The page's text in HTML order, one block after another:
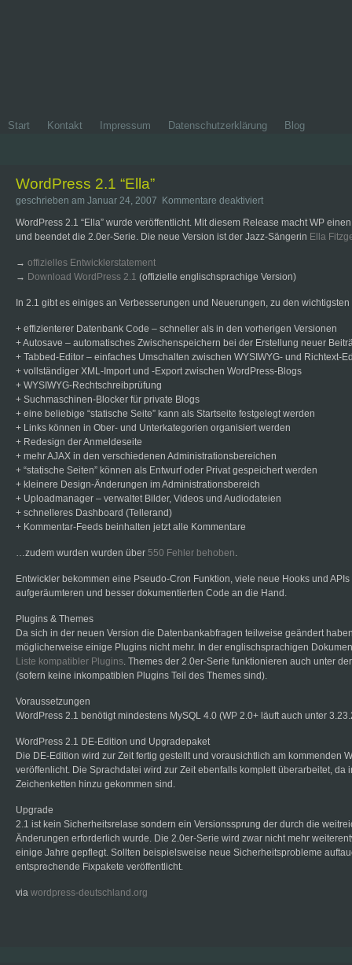
Start Kontakt Impressum Datenschutzerklärung Blog
WordPress 2.1 “Ella”
geschrieben am Januar 24, 2007 Kommentare deaktiviertfür
2.1
“Ella”
WordPress 2.1 “Ella” wurde veröffentlicht. Mit diesem Release macht WP
und beendet die 2.0er-Serie. Die neue Version ist der Jazz-Sängerin Ella
→ offizielles Entwicklerstatement
→ Download WordPress 2.1 (offizielle englischsprachige Version)
In 2.1 gibt es einiges an Verbesserungen und Neuerungen, zu den
+ effizienterer Datenbank Code – schneller als in den vorherigen Versionen
+ Autosave – automatisches Zwischenspeichern bei der Erstellung neuer
+ Tabbed-Editor – einfaches Umschalten zwischen WYSIWYG- und Richtext-
+ vollständiger XML-Import und -Export zwischen WordPress-Blogs
+ WYSIWYG-Rechtschreibprüfung
+ Suchmaschinen-Blocker für private Blogs
+ eine beliebige “statische Seite” kann als Startseite festgelegt werden
+ Links können in Ober- und Unterkategorien organisiert werden
+ Redesign der Anmeldeseite
+ mehr AJAX in den verschiedenen Administrationsbereichen
+ “statische Seiten” können als Entwurf oder Privat gespeichert werden
+ kleinere Design-Änderungen im Administrationsbereich
+ Uploadmanager – verwaltet Bilder, Videos und Audiodateien
+ schnelleres Dashboard (Tellerand)
+ Kommentar-Feeds beinhalten jetzt alle Kommentare
…zudem wurden wurden über 550 Fehler behoben.
Entwickler bekommen eine Pseudo-Cron Funktion, viele neue Hooks und
aufgeräumteren und besser dokumentierten Code an die Hand.
Plugins & Themes
Da sich in der neuen Version die Datenbankabfragen teilweise geändert
möglicherweise einige Plugins nicht mehr. In der englischsprachigen
Liste kompatibler Plugins. Themes der 2.0er-Serie funktionieren auch unter
(sofern keine inkompatiblen Plugins Teil des Themes sind).
Voraussetzungen
WordPress 2.1 benötigt mindestens MySQL 4.0 (WP 2.0+ läuft auch unter
WordPress 2.1 DE-Edition und Upgradepaket
Die DE-Edition wird zur Zeit fertig gestellt und vorausichtlich am kommenden
veröffenlicht. Die Sprachdatei wird zur Zeit ebenfalls komplett überarbeitet, da
Zeichenketten hinzu gekommen sind.
Upgrade
2.1 ist kein Sicherheitsrelase sondern ein Versionssprung der durch die
Änderungen erforderlich wurde. Die 2.0er-Serie wird zwar nicht mehr
einige Jahre gepflegt. Sollten beispielsweise neue Sicherheitsprobleme
entsprechende Fixpakete veröffentlicht.
via wordpress-deutschland.org